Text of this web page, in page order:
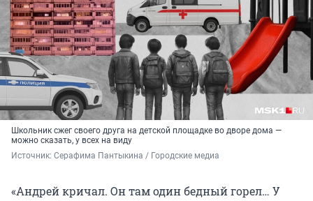
Школьник сжег своего друга на детской площадке во дворе дома —
можно сказать, у всех на виду
Источник: Серафима Пантыкина / Городские медиа
«Андрей кричал. Он там один бедный горел… У